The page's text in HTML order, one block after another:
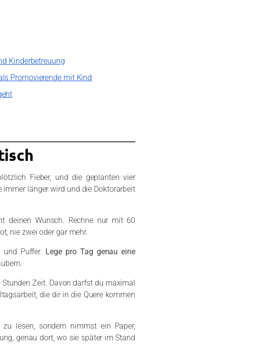
Kinderbetreuung
Promovierende mit Kind
Fieber, und die geplanten vier
immer länger wird und die Doktorarbeit
deinen Wunsch. Rechne nur mit 60
nie zwei oder gar mehr.
und Puffer. Lege pro Tag genau eine
Zeit. Davon darfst du maximal
die dir in die Quere kommen
lesen, sondern nimmst ein Paper,
genau dort, wo sie später im Stand